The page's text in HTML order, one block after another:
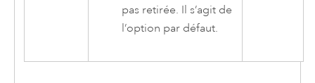
pas retirée. Il s’agit de
l’option par défaut.